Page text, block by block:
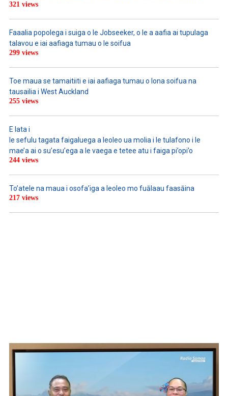
321 views
Faaalia popolega i suiga o le Jobseeker, o le a aafia ai tupulaga
talavou e iai aafiaga tumau o le soifua
299 views
Toe maua se tamaitiiti e iai aafiaga tumau o lona soifua na
tausailia i West Auckland
255 views
E lata i
le sefulu tagata faigaluega a leoleo ua molia i le tulafono i le
mae’a ai o su’esu’ega a le vaega e tetee atu i faiga pi’opi’o
244 views
To’atele na maua i osofa’iga a leoleo mo fuālaau faasāina
217 views